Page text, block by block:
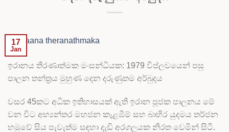
17
Jan
ඉරානය තීරණාත්මක මංසන්ධියක: 1979 විප්ලවයෙන් පසු
පාලන තන්ත්‍රය මුහුණ දෙන දරුණුතම අර්බුදය
වසර 45කට අධික ඉතිහාසයක් ඇති ඉරාන පූජක පාලනය මේ
වන විට අභ්‍යන්තර මහජන කැළඹීම් සහ බාහිර යුදමය තර්ජන
හමුවේ සිය පැවැත්ම සඳහා දැඩි අරගලයක නිරත වෙමින් සිටී.